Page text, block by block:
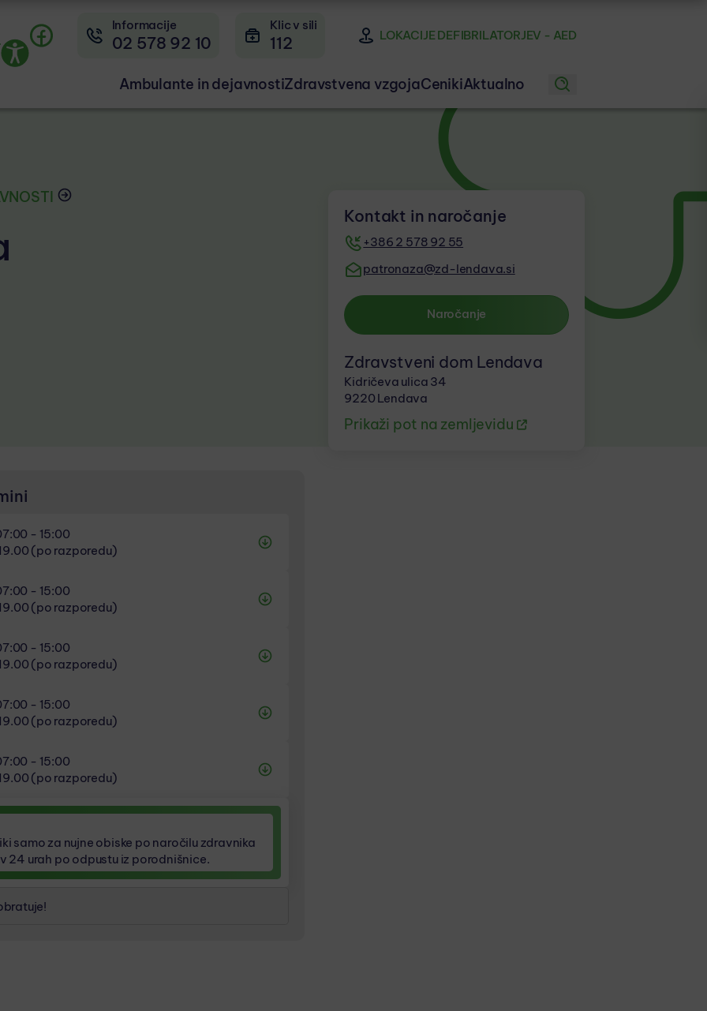
Informacije
02 578 92 10
Klic v sili
112 LOKACIJE DEFIBRILATORJEV - AED
Ambulante in dejavnostiZdravstvena vzgojaCenikiAktualno
- 15:00
(po razporedu)
(po razporedu)
- 15:00
(po razporedu)
(po razporedu)
- 15:00
(po razporedu)
(po razporedu)
- 15:00
(po razporedu)
(po razporedu)
- 15:00
(po razporedu)
(po razporedu)
samo za nujne obiske po naročilu zdravnika
24 urah po odpustu iz porodnišnice.
Kontakt in naročanje
+386 2 578 92 55
patronaza@zd-lendava.si
Naročanje
Zdravstveni dom Lendava
Kidričeva ulica 34
9220 Lendava
Prikaži pot na zemljevidu